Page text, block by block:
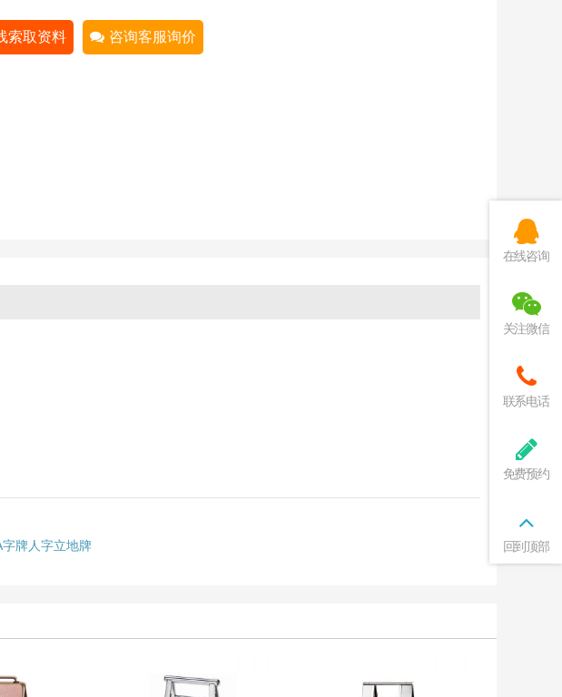
索取资料 咨询客服询价
牌人字立地牌
在线咨询
关注微信
联系电话
免费预约
回到顶部